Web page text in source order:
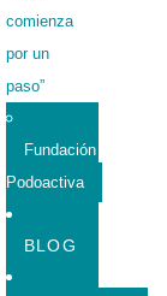
comienza
por un
paso”
Fundación
Podoactiva
BLOG